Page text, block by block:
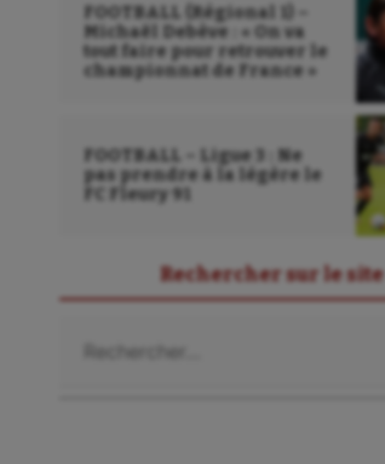
FOOTBALL (Régional 1) –
Michaël Debève : « On va
tout faire pour retrouver le
championnat de France »
FOOTBALL – Ligue 3 : Ne
pas prendre à la légère le
FC Fleury 91
Rechercher sur le site